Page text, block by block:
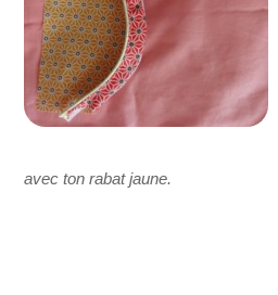
avec ton rabat jaune.